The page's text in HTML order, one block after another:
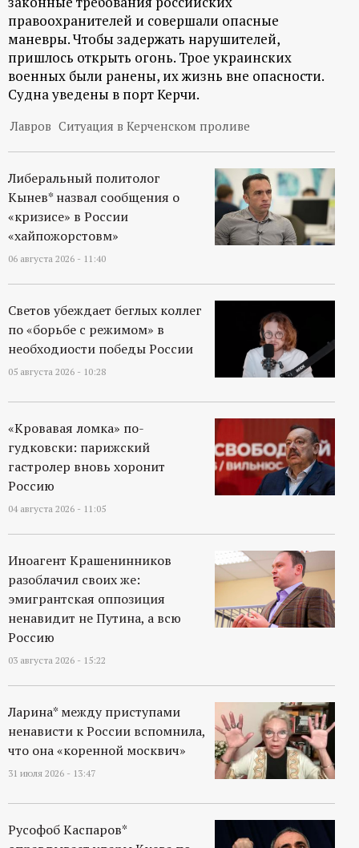
й
п
о
т
а
л
правоохранителей и совершали опасные
маневры. Чтобы задержать нарушителей,
пришлось открыть огонь. Трое украинских
военных были ранены, их жизнь вне опасности.
Судна уведены в порт Керчи.
Лавров Ситуация в Керченском проливе
Либеральный политолог
Кынев* назвал сообщения о
«кризисе» в России
«хайпожорстовм»
06 августа 2026 - 11:40
Светов убеждает беглых коллег
по «борьбе с режимом» в
необходиости победы России
05 августа 2026 - 10:28
«Кровавая ломка» по-
гудковски: парижский
гастролер вновь хоронит
Россию
04 августа 2026 - 11:05
Иноагент Крашенинников
разоблачил своих же:
эмигрантская оппозиция
ненавидит не Путина, а всю
Россию
03 августа 2026 - 15:22
Ларина* между приступами
ненависти к России вспомнила,
что она «коренной москвич»
31 июля 2026 - 13:47
Русофоб Каспаров*